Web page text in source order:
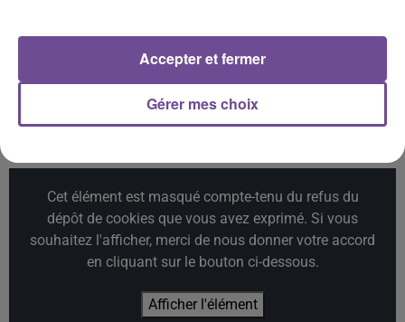
Dai Dai
PIERRE DE MAERE
Je Pense À Vous
Cet élément est masqué compte-tenu du refus du
dépôt de cookies que vous avez exprimé. Si vous
souhaitez l'afficher, merci de nous donner votre accord
en cliquant sur le bouton ci-dessous.
Afficher l'élément
Gérer mes choix
Accepter et fermer